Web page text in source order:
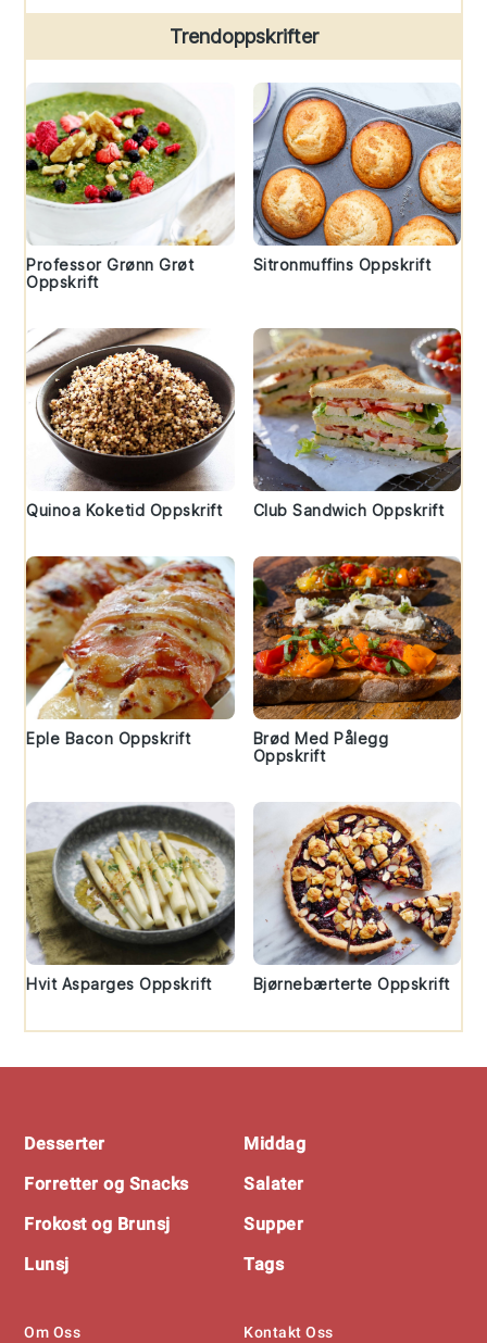
Trendoppskrifter
Professor Grønn Grøt
Oppskrift
Sitronmuffins Oppskrift
Quinoa Koketid Oppskrift Club Sandwich Oppskrift
Eple Bacon Oppskrift
Brød Med Pålegg
Oppskrift
Hvit Asparges Oppskrift Bjørnebærterte Oppskrift
Desserter
Forretter og Snacks
Frokost og Brunsj
Lunsj
Middag
Salater
Supper
Tags
Om Oss Kontakt Oss